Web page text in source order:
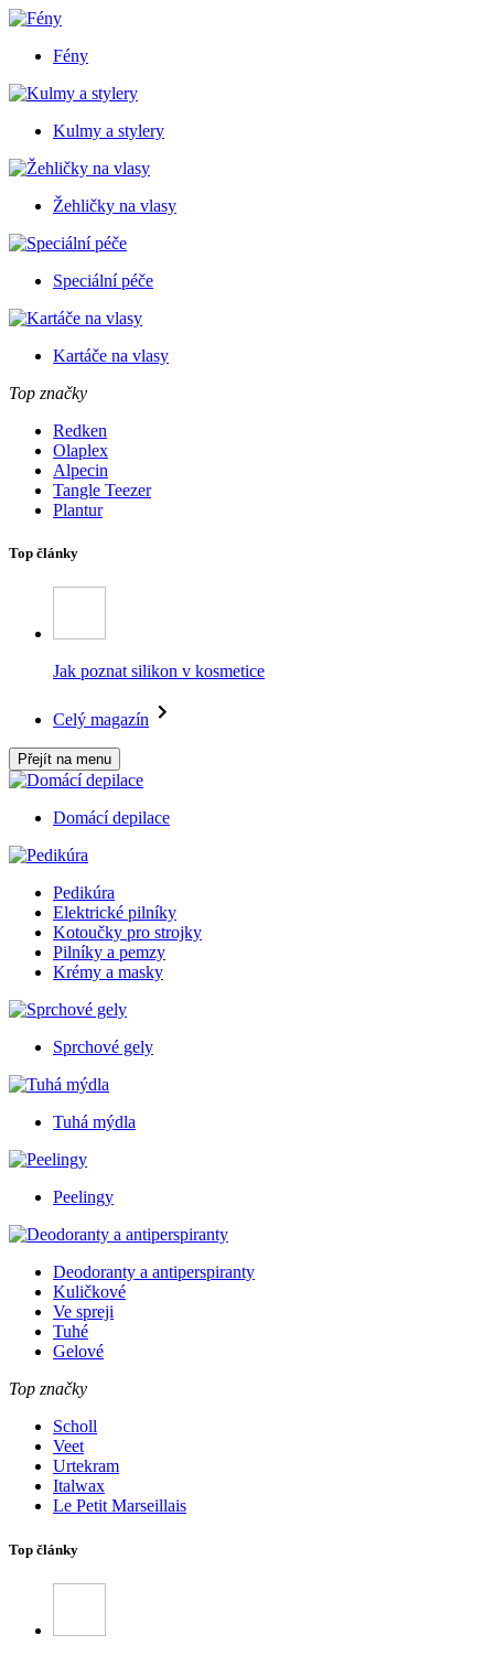
Fény
Kulmy a stylery
Žehličky na vlasy
Speciální péče
Kartáče na vlasy
Top značky
Redken
Olaplex
Alpecin
Tangle Teezer
Plantur
Top články
Jak poznat silikon v kosmetice
Celý magazín
Přejít na menu
Domácí depilace
Pedikúra
Elektrické pilníky
Kotoučky pro strojky
Pilníky a pemzy
Krémy a masky
Sprchové gely
Tuhá mýdla
Peelingy
Deodoranty a antiperspiranty
Kuličkové
Ve spreji
Tuhé
Gelové
Top značky
Scholl
Veet
Urtekram
Italwax
Le Petit Marseillais
Top články